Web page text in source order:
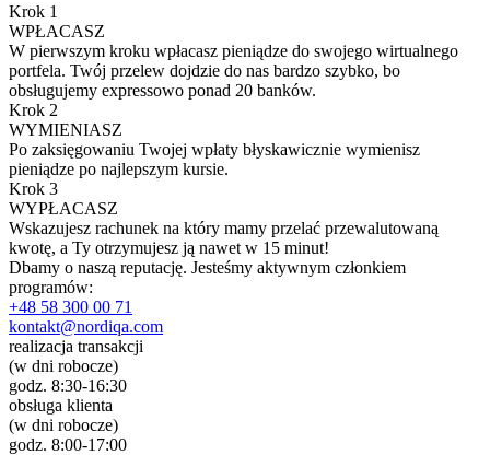
Krok 1
WPŁACASZ
W pierwszym kroku wpłacasz pieniądze do swojego wirtualnego
portfela. Twój przelew dojdzie do nas bardzo szybko, bo
obsługujemy expressowo ponad 20 banków.
Krok 2
WYMIENIASZ
Po zaksięgowaniu Twojej wpłaty błyskawicznie wymienisz
pieniądze po najlepszym kursie.
Krok 3
WYPŁACASZ
Wskazujesz rachunek na który mamy przelać przewalutowaną
kwotę, a Ty otrzymujesz ją nawet w 15 minut!
Dbamy o naszą reputację. Jesteśmy aktywnym członkiem
programów:
+48 58 300 00 71
kontakt@nordiqa.com
realizacja transakcji
(w dni robocze)
godz. 8:30-16:30
obsługa klienta
(w dni robocze)
godz. 8:00-17:00